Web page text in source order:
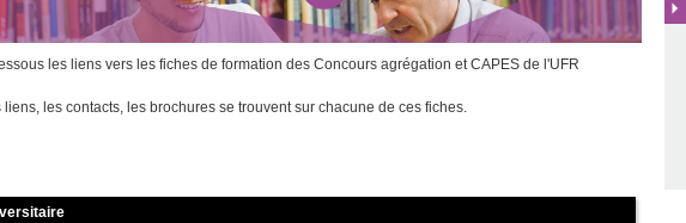
les liens vers les fiches de formation des Concours agrégation et CAPES de l'UFR
les contacts, les brochures se trouvent sur chacune de ces fiches.